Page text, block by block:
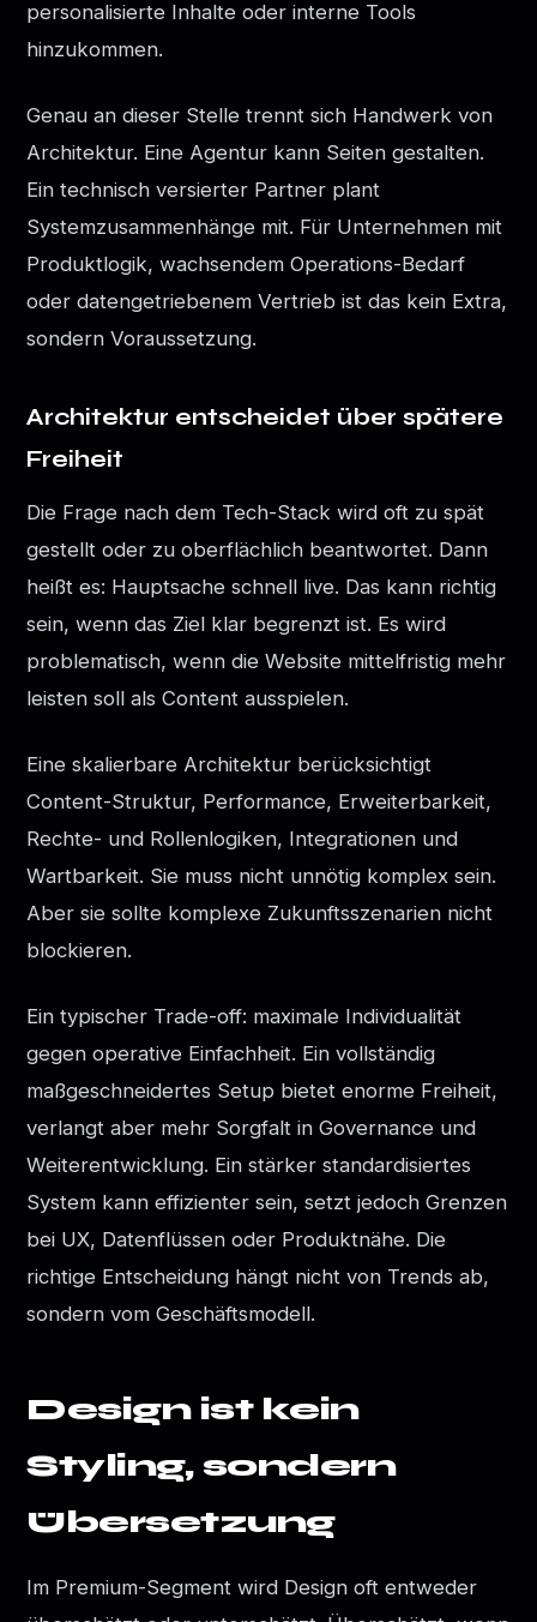
personalisierte Inhalte oder interne Tools
hinzukommen.
Genau an dieser Stelle trennt sich Handwerk von
Architektur. Eine Agentur kann Seiten gestalten.
Ein technisch versierter Partner plant
Systemzusammenhänge mit. Für Unternehmen mit
Produktlogik, wachsendem Operations-Bedarf
oder datengetriebenem Vertrieb ist das kein Extra,
sondern Voraussetzung.
Architektur entscheidet über spätere
Freiheit
Die Frage nach dem Tech-Stack wird oft zu spät
gestellt oder zu oberflächlich beantwortet. Dann
heißt es: Hauptsache schnell live. Das kann richtig
sein, wenn das Ziel klar begrenzt ist. Es wird
problematisch, wenn die Website mittelfristig mehr
leisten soll als Content ausspielen.
Eine skalierbare Architektur berücksichtigt
Content-Struktur, Performance, Erweiterbarkeit,
Rechte- und Rollenlogiken, Integrationen und
Wartbarkeit. Sie muss nicht unnötig komplex sein.
Aber sie sollte komplexe Zukunftsszenarien nicht
blockieren.
Ein typischer Trade-off: maximale Individualität
gegen operative Einfachheit. Ein vollständig
maßgeschneidertes Setup bietet enorme Freiheit,
verlangt aber mehr Sorgfalt in Governance und
Weiterentwicklung. Ein stärker standardisiertes
System kann effizienter sein, setzt jedoch Grenzen
bei UX, Datenflüssen oder Produktnähe. Die
richtige Entscheidung hängt nicht von Trends ab,
sondern vom Geschäftsmodell.
Design ist kein
Styling, sondern
Übersetzung
Im Premium-Segment wird Design oft entweder